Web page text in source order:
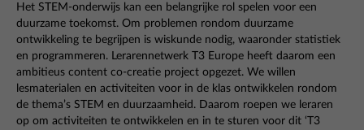
Het STEM-onderwijs kan een belangrijke rol spelen voor een
duurzame toekomst. Om problemen rondom duurzame
ontwikkeling te begrijpen is wiskunde nodig, waaronder statistiek
en programmeren. Lerarennetwerk T3 Europe heeft daarom een
ambitieus content co-creatie project opgezet. We willen
lesmaterialen en activiteiten voor in de klas ontwikkelen rondom
de thema’s STEM en duurzaamheid. Daarom roepen we leraren
op om activiteiten te ontwikkelen en in te sturen voor dit ‘T3